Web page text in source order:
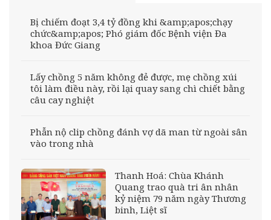
Bị chiếm đoạt 3,4 tỷ đồng khi &amp;apos;chạy
chức&amp;apos; Phó giám đốc Bệnh viện Đa
khoa Đức Giang
Lấy chồng 5 năm không đẻ được, mẹ chồng xúi
tôi làm điều này, rồi lại quay sang chì chiết bằng
câu cay nghiệt
Phẫn nộ clip chồng đánh vợ dã man từ ngoài sân
vào trong nhà
Thanh Hoá: Chùa Khánh
Quang trao quà tri ân nhân
kỷ niệm 79 năm ngày Thương
binh, Liệt sĩ